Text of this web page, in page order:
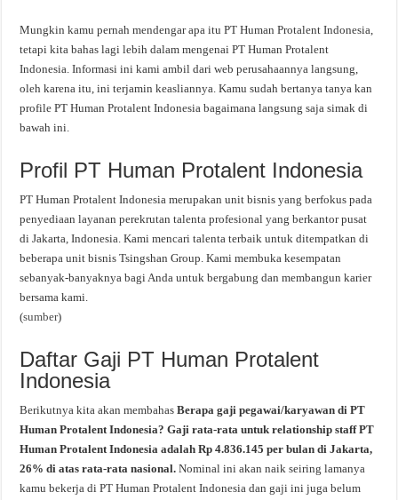
Mungkin kamu pernah mendengar apa itu PT Human Protalent Indonesia,
tetapi kita bahas lagi lebih dalam mengenai PT Human Protalent
Indonesia. Informasi ini kami ambil dari web perusahaannya langsung,
oleh karena itu, ini terjamin keasliannya. Kamu sudah bertanya tanya kan
profile PT Human Protalent Indonesia bagaimana langsung saja simak di
bawah ini.
Profil PT Human Protalent Indonesia
PT Human Protalent Indonesia merupakan unit bisnis yang berfokus pada
penyediaan layanan perekrutan talenta profesional yang berkantor pusat
di Jakarta, Indonesia. Kami mencari talenta terbaik untuk ditempatkan di
beberapa unit bisnis Tsingshan Group. Kami membuka kesempatan
sebanyak-banyaknya bagi Anda untuk bergabung dan membangun karier
bersama kami.
(sumber)
Daftar Gaji PT Human Protalent
Indonesia
Berikutnya kita akan membahasBerapa gaji pegawai/karyawan di PT
Human Protalent Indonesia? Gaji rata-rata untuk relationship staff PT
Human Protalent Indonesia adalah Rp 4.836.145 per bulan di Jakarta,
26% di atas rata-rata nasional.Nominal ini akan naik seiring lamanya
kamu bekerja di PT Human Protalent Indonesia dan gaji ini juga belum